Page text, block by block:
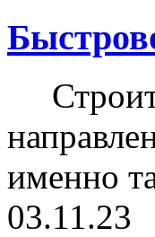
именно
03.11.23